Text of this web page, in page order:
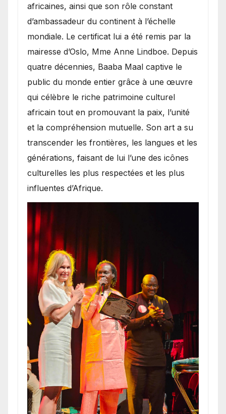
africaines, ainsi que son rôle constant
d’ambassadeur du continent à l’échelle
mondiale. Le certificat lui a été remis par la
mairesse d’Oslo, Mme Anne Lindboe. Depuis
quatre décennies, Baaba Maal captive le
public du monde entier grâce à une œuvre
qui célèbre le riche patrimoine culturel
africain tout en promouvant la paix, l’unité
et la compréhension mutuelle. Son art a su
transcender les frontières, les langues et les
générations, faisant de lui l’une des icônes
culturelles les plus respectées et les plus
influentes d’Afrique.